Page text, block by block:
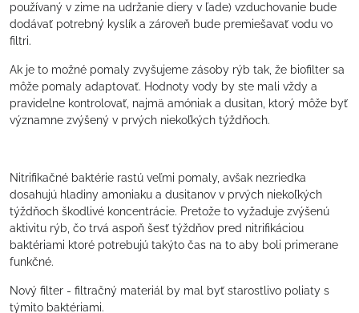
používaný v zime na udržanie diery v ľade) vzduchovanie bude
dodávať potrebný kyslík a zároveň bude premiešavať vodu vo
filtri.
Ak je to možné pomaly zvyšujeme zásoby rýb tak, že biofilter sa
môže pomaly adaptovať. Hodnoty vody by ste mali vždy a
pravidelne kontrolovať, najmä amóniak a dusitan, ktorý môže byť
významne zvýšený v prvých niekoľkých týždňoch.
Nitrifikačné baktérie rastú veľmi pomaly, avšak nezriedka
dosahujú hladiny amoniaku a dusitanov v prvých niekoľkých
týždňoch škodlivé koncentrácie. Pretože to vyžaduje zvýšenú
aktivitu rýb, čo trvá aspoň šesť týždňov pred nitrifikáciou
baktériami ktoré potrebujú takýto čas na to aby boli primerane
funkčné.
Nový filter - filtračný materiál by mal byť starostlivo poliaty s
týmito baktériami.